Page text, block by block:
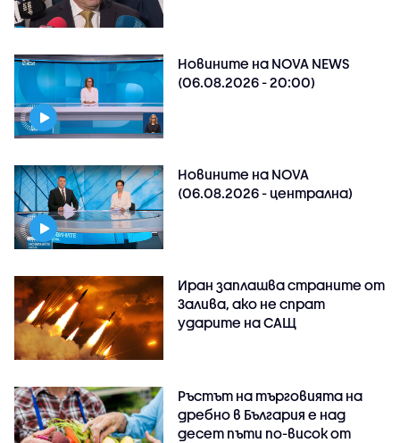
Новините на NOVA NEWS
(06.08.2026 - 20:00)
Новините на NOVA
(06.08.2026 - централна)
Иран заплашва страните от
Залива, ако не спрат
ударите на САЩ
Ръстът на търговията на
дребно в България е над
десет пъти по-висок от